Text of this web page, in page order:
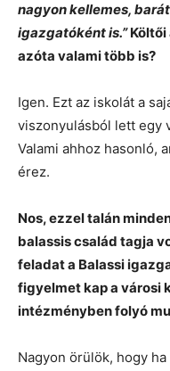
nagyon kellemes,
igazgatóként is.”
azóta valami több is?
Igen. Ezt az iskolát a
viszonyulásból lett egy
Valami ahhoz hasonló,
érez.
Nos, ezzel talán
balassis család tagja
feladat a Balassi
figyelmet kap a városi
intézményben folyó
Nagyon örülök, hogy